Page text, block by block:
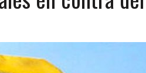
DE CARACAS CON MÁS DE 20 PERSONAS
HIJOS, UNO PERDIÓ LA VIDA
HALLARON EL CUERPO DENTRO DE SU CASA
SER ACOSADA Y ABUSADA POR LA PAREJA DE SU